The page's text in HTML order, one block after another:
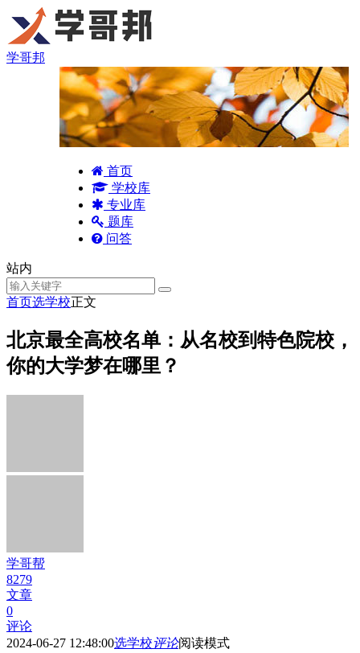
学哥邦
首页
学校库
专业库
题库
问答
站内
首页选学校正文
北京最全高校名单：从名校到特色院校，
你的大学梦在哪里？
学哥帮
8279
文章
0
评论
2024-06-27 12:48:00选学校评论阅读模式